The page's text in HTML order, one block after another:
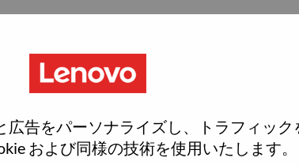
広告をパーソナライズし、トラフィック
および同様の技術を使用いたします。
？
then click "Continue".
emailに送ります